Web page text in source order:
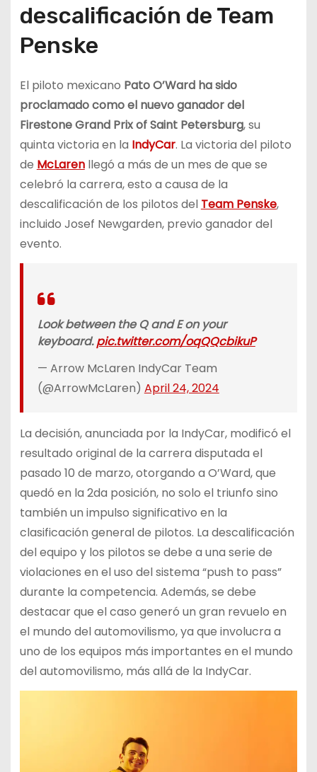
descalificación de Team
Penske
El piloto mexicano Pato O’Ward ha sido
proclamado como el nuevo ganador del
Firestone Grand Prix of Saint Petersburg, su
quinta victoria en la IndyCar. La victoria del piloto
de McLarenllegó a más de un mes de que se
celebró la carrera, esto a causa de la
descalificación de los pilotos del Team Penske,
incluido Josef Newgarden, previo ganador del
evento.
Look between the Q and E on your
keyboard.pic.twitter.com/oqQQcbikuP
— Arrow McLaren IndyCar Team
(@ArrowMcLaren) April 24, 2024
La decisión, anunciada por la IndyCar, modificó el
resultado original de la carrera disputada el
pasado 10 de marzo, otorgando a O’Ward, que
quedó en la 2da posición, no solo el triunfo sino
también un impulso significativo en la
clasificación general de pilotos. La descalificación
del equipo y los pilotos se debe a una serie de
violaciones en el uso del sistema “push to pass”
durante la competencia. Además, se debe
destacar que el caso generó un gran revuelo en
el mundo del automovilismo, ya que involucra a
uno de los equipos más importantes en el mundo
del automovilismo, más allá de la IndyCar.